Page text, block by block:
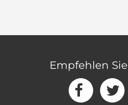
Empfehlen